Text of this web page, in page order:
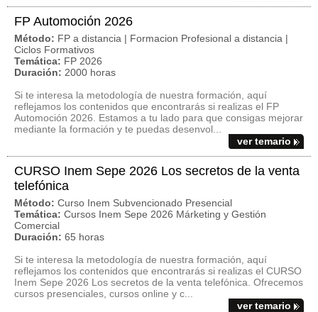
FP Automoción 2026
Método: FP a distancia | Formacion Profesional a distancia |
Ciclos Formativos
Temática: FP 2026
Duración: 2000 horas
Si te interesa la metodología de nuestra formación, aquí
reflejamos los contenidos que encontrarás si realizas el FP
Automoción 2026. Estamos a tu lado para que consigas mejorar
mediante la formación y te puedas desenvol...
ver temario
CURSO Inem Sepe 2026 Los secretos de la venta
telefónica
Método: Curso Inem Subvencionado Presencial
Temática: Cursos Inem Sepe 2026 Márketing y Gestión
Comercial
Duración: 65 horas
Si te interesa la metodología de nuestra formación, aquí
reflejamos los contenidos que encontrarás si realizas el CURSO
Inem Sepe 2026 Los secretos de la venta telefónica. Ofrecemos
cursos presenciales, cursos online y c...
ver temario